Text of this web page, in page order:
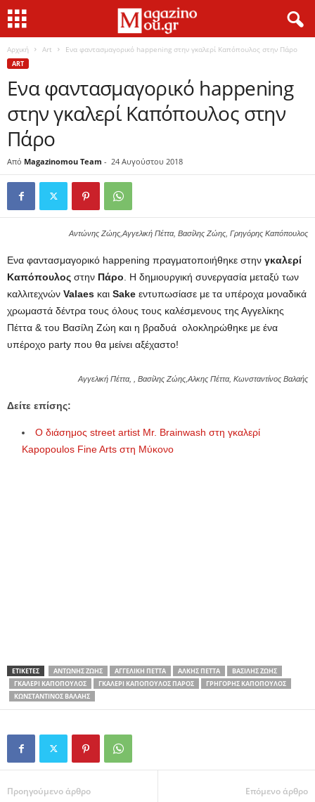
Αρχική Art Ενα φαντασμαγορικό happening στην γκαλερί Καπόπουλος στην Πάρο
ART
Ενα φαντασμαγορικό happening
στην γκαλερί Καπόπουλος στην
Πάρο
Από Magazinomou Team - 24 Αυγούστου 2018
Aντώνης Ζώης,Αγγελική Πέττα, Βασίλης Ζώης, Γρηγόρης Καπόπουλος
Ενα φαντασμαγορικό happening πραγματοποιήθηκε στην γκαλερί
Καπόπουλος στην Πάρο
Η δημιουργική συνεργασία μεταξύ των
καλλιτεχνών Valaes και Sake εντυπωσίασε με τα υπέροχα μοναδικά
χρωμαστά δέντρα τους όλους τους καλέσμενους της Αγγελίκης
Πέττα & του Βασίλη Ζώη και η βραδυά ολοκληρώθηκε με ένα
υπέροχο party που θα μείνει αξέχαστο!
Αγγελική Πέττα, , Βασίλης Ζώης,Αλκης Πέττα, Κωνσταντίνος Βαλαής
Δείτε επίσης:
Ο διάσημος street artist Mr. Brainwash στη γκαλερί
Kapopoulos Fine Arts στη Μύκονο
ΕΤΙΚΕΤΕΣ AΝΤΏΝΗΣ ΖΏΗΣ ΑΓΓΕΛΙΚΉ ΠΈΤΤΑ ΑΛΚΗΣ ΠΈΤΤΑ
ΒΑΣΊΛΗΣ ΖΏΗΣ
ΓΚΑΛΕΡΊ ΚΑΠΌΠΟΥΛΟΣ
ΓΚΑΛΕΡΊ ΚΑΠΌΠΟΥΛΟΣ ΠΆΡΟΣ
ΓΡΗΓΌΡΗΣ ΚΑΠΌΠΟΥΛΟΣ
ΚΩΝΣΤΑΝΤΊΝΟΣ ΒΑΛΑΉΣ
Προηγούμενο άρθρο Επόμενο άρθρο